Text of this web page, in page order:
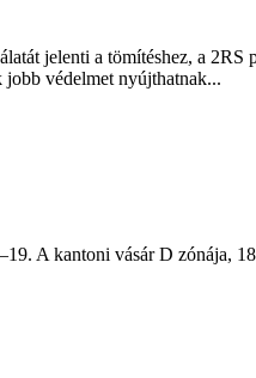
jelenti a tömítéshez, a
jobb védelmet nyújthatnak...
A kantoni vásár D zónája,